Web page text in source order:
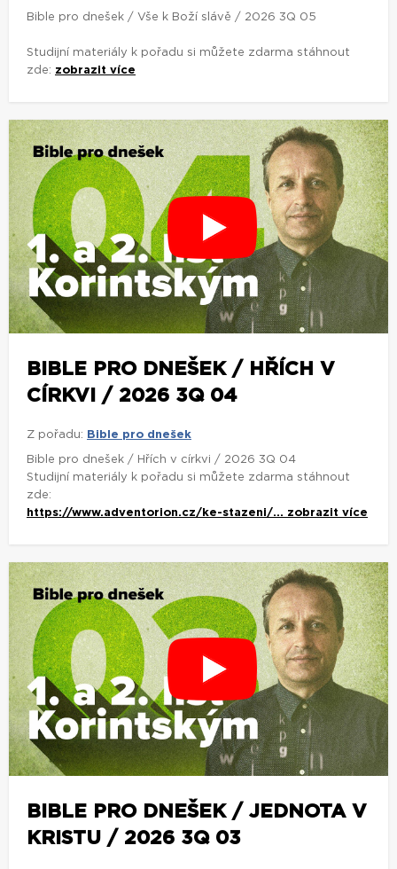
Bible pro dnešek / Vše k Boží slávě / 2026 3Q 05
Studijní materiály k pořadu si můžete zdarma stáhnout
zde: zobrazit více
BIBLE PRO DNEŠEK / HŘÍCH V
CÍRKVI / 2026 3Q 04
Z pořadu: Bible pro dnešek
Bible pro dnešek / Hřích v církvi / 2026 3Q 04
Studijní materiály k pořadu si můžete zdarma stáhnout
zde:
https://www.adventorion.cz/ke-stazeni/... zobrazit více
BIBLE PRO DNEŠEK / JEDNOTA V
KRISTU / 2026 3Q 03